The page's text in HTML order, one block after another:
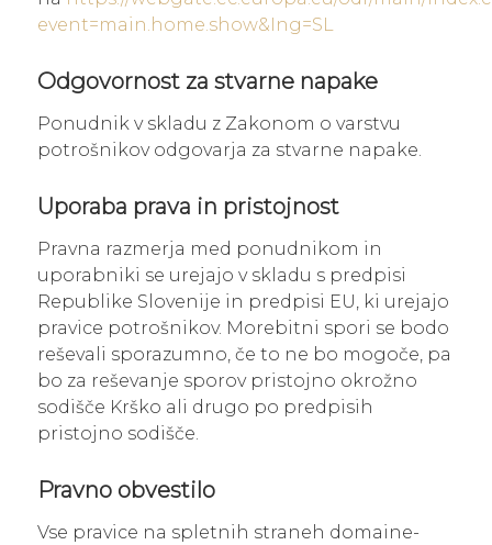
event=main.home.show&Ing=SL
Odgovornost za stvarne napake
Ponudnik v skladu z Zakonom o varstvu
potrošnikov odgovarja za stvarne napake.
Uporaba prava in pristojnost
Pravna razmerja med ponudnikom in
uporabniki se urejajo v skladu s predpisi
Republike Slovenije in predpisi EU, ki urejajo
pravice potrošnikov. Morebitni spori se bodo
reševali sporazumno, če to ne bo mogoče, pa
bo za reševanje sporov pristojno okrožno
sodišče Krško ali drugo po predpisih
pristojno sodišče.
Pravno obvestilo
Vse pravice na spletnih straneh domaine-